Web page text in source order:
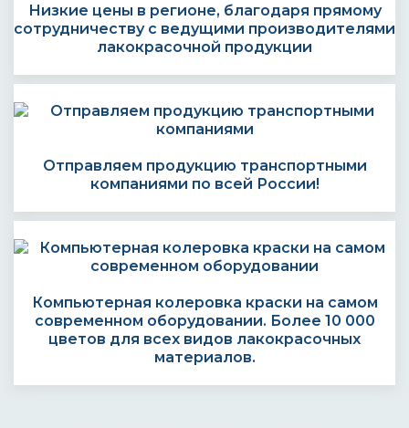
Низкие цены в регионе, благодаря прямому
сотрудничеству с ведущими производителями
лакокрасочной продукции
Отправляем продукцию транспортными
компаниями по всей России!
Компьютерная колеровка краски на самом
современном оборудовании. Более 10 000
цветов для всех видов лакокрасочных
материалов.